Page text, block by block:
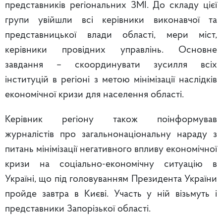
представників регіональних ЗМІ. До складу цієї
групи увійшли всі керівники виконавчої та
представницької влади області, мери міст,
керівники провідних управлінь. Основне
завдання – скоординувати зусилля всіх
інституцій в регіоні з метою мінімізації наслідків
економічної кризи для населення області.
Керівник регіону також поінформував
журналістів про загальнонаціональну нараду з
питань мінімізації негативного впливу економічної
кризи на соціально-економічну ситуацію в
Україні, що під головуванням Президента України
пройде завтра в Києві. Участь у ній візьмуть і
представники Запорізької області.